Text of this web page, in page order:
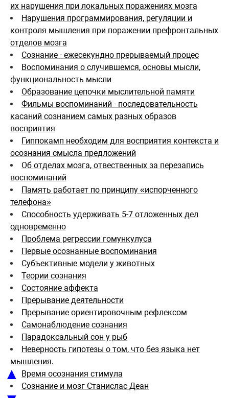
их нарушения при локальных поражениях мозга
Нарушения программирования, регуляции и
контроля мышления при поражении префронтальных
отделов мозга
Сознание - ежесекундно прерываемый процес
Воспоминания о случившемся, основы мысли,
функциональность мысли
Образование цепочки мыслительной памяти
Фильмы воспоминаний - последовательность
касаний сознанием самых разных образов
восприятия
Гиппокамп необходим для восприятия контекста и
осознания смысла предложений
Об отделах мозга, отвественных за перезапись
воспоминаний
Память работает по принципу «испорченного
телефона»
Способность удерживать 5-7 отложенных дел
одновременно
Проблема регрессии гомункулуса
Первые осознанные воспоминания
Субъективные модели у животных
Теории сознания
Состояние аффекта
Прерывание деятельности
Прерывание ориентировочным рефлексом
Самонаблюдение сознания
Парадоксальный сон у рыб
Неверность гипотезы о том, что без языка нет
мышления.
Время осознания стимула
Сознание и мозг Станислас Деан
▲